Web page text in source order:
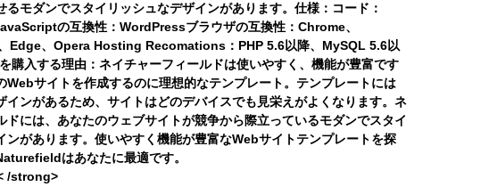
るモダンでスタイリッシュなデザインがあります。仕様：コード：
の互換性：WordPressブラウザの互換性：Chrome、
Edge、Opera Hosting Recomations：PHP 5.6以降、MySQL 5.6以
購入する理由：ネイチャーフィールドは使いやすく、機能が豊富です
Webサイトを作成するのに理想的なテンプレート。テンプレートには
インがあるため、サイトはどのデバイスでも見栄えがよくなります。ネ
ドには、あなたのウェブサイトが競争から際立っているモダンでスタイ
ンがあります。使いやすく機能が豊富なWebサイトテンプレートを探
はあなたに最適です。
/strong>